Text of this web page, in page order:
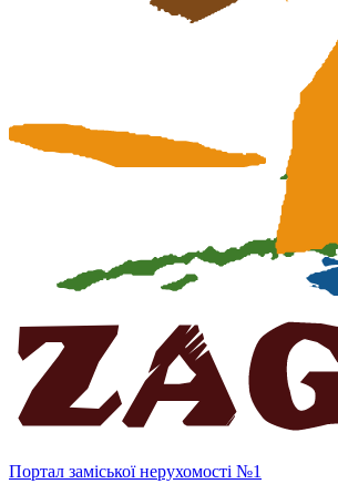
Портал заміської нерухомості №1